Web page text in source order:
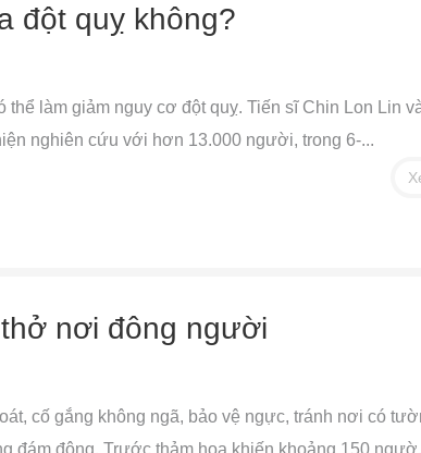
đột quỵ không?
làm giảm nguy cơ đột quỵ. Tiến sĩ Chin Lon Lin
nghiên cứu với hơn 13.000 người, trong 6-...
nơi đông người
cố gắng không ngã, bảo vệ ngực, tránh nơi có